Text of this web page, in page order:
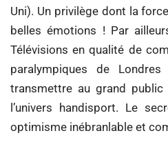
Uni). Un privilège dont la
belles émotions ! Par
Télévisions en qualité de
paralympiques de
transmettre au grand
l’univers handisport. Le
optimisme inébranlable et